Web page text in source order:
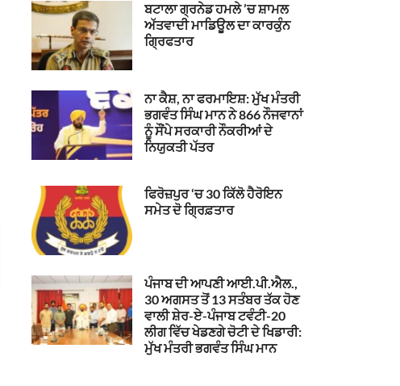
ਬਟਾਲਾ ਗ੍ਰਨੇਡ ਹਮਲੇ ’ਚ ਸ਼ਾਮਲ
ਅੱਤਵਾਦੀ ਮਾਡਿਊਲ ਦਾ ਕਾਰਕੁੰਨ
ਗ੍ਰਿਫਤਾਰ
ਨਾ ਕੈਸ਼, ਨਾ ਫਰਮਾਇਸ਼: ਮੁੱਖ ਮੰਤਰੀ
ਭਗਵੰਤ ਸਿੰਘ ਮਾਨ ਨੇ 866 ਨੌਜਵਾਨਾਂ
ਨੂੰ ਸੌਂਪੇ ਸਰਕਾਰੀ ਨੌਕਰੀਆਂ ਦੇ
ਨਿਯੁਕਤੀ ਪੱਤਰ
ਫਿਰੋਜ਼ਪੁਰ ‘ਚ 30 ਕਿੱਲੋ ਹੈਰੋਇਨ
ਸਮੇਤ ਦੋ ਗ੍ਰਿਫ਼ਤਾਰ
ਪੰਜਾਬ ਦੀ ਆਪਣੀ ਆਈ.ਪੀ.ਐਲ.,
30 ਅਗਸਤ ਤੋਂ 13 ਸਤੰਬਰ ਤੱਕ ਹੋਣ
ਵਾਲੀ ਸ਼ੇਰ-ਏ-ਪੰਜਾਬ ਟਵੰਟੀ-20
ਲੀਗ ਵਿੱਚ ਖੇਡਣਗੇ ਚੋਟੀ ਦੇ ਖਿਡਾਰੀ:
ਮੁੱਖ ਮੰਤਰੀ ਭਗਵੰਤ ਸਿੰਘ ਮਾਨ